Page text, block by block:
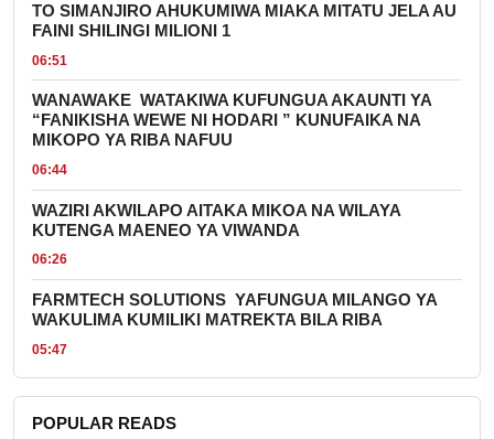
TO SIMANJIRO AHUKUMIWA MIAKA MITATU JELA AU
FAINI SHILINGI MILIONI 1
06:51
WANAWAKE WATAKIWA KUFUNGUA AKAUNTI YA
“FANIKISHA WEWE NI HODARI ” KUNUFAIKA NA
MIKOPO YA RIBA NAFUU
06:44
WAZIRI AKWILAPO AITAKA MIKOA NA WILAYA
KUTENGA MAENEO YA VIWANDA
06:26
FARMTECH SOLUTIONS YAFUNGUA MILANGO YA
WAKULIMA KUMILIKI MATREKTA BILA RIBA
05:47
POPULAR READS